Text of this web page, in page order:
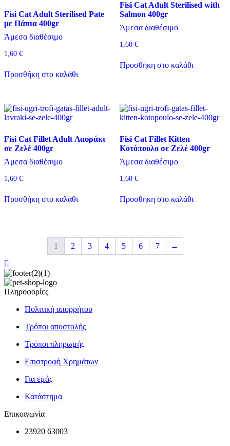
Fisi Cat Adult Sterilised Pate
με Πάπια 400gr
Άμεσα διαθέσιμο
1,60 €
Προσθήκη στο καλάθι
Fisi Cat Adult Sterilised with
Salmon 400gr
Άμεσα διαθέσιμο
1,60 €
Προσθήκη στο καλάθι
Fisi Cat Fillet Adult Λαυράκι
σε Ζελέ 400gr
Άμεσα διαθέσιμο
1,60 €
Προσθήκη στο καλάθι
Fisi Cat Fillet Kitten
Κοτόπουλο σε Ζελέ 400gr
Άμεσα διαθέσιμο
1,60 €
Προσθήκη στο καλάθι
1 2 3 4 5 6 7 →
Πληροφορίες
Πολιτική απορρήτου
Τρόποι αποστολής
Τρόποι πληρωμής
Επιστροφή Χρημάτων
Για εμάς
Κατάστημα
Επικοινωνία
23920 63003